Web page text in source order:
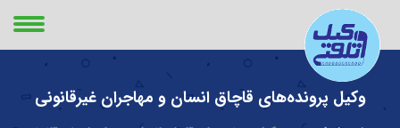
وکیل پرونده‌های قاچاق انسان و مهاجران غیرقانونی